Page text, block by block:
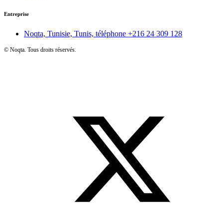
Entreprise
Noqta, Tunisie, Tunis, téléphone +216 24 309 128
© Noqta. Tous droits réservés.